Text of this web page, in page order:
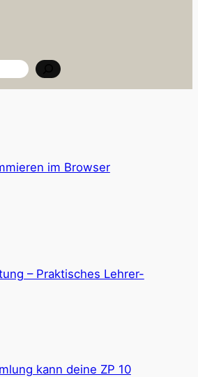
im Browser
– Praktisches Lehrer-
kann deine ZP 10